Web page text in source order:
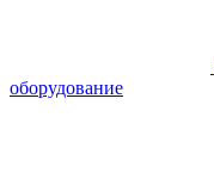
оборудование